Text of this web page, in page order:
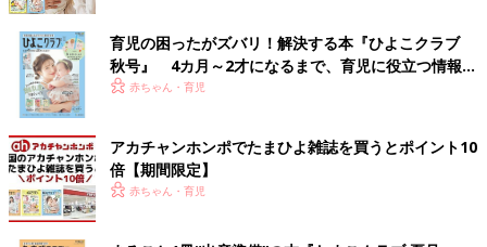
――3歳で病院に行こうと決めたきっかけと、その時の葛藤につ
いて教えてください。
みっちゃんママ：1歳半のとき
発表会は立っているだけで何もできない、お昼寝をしない、給食
を一切食べない、言葉が出ない……と毎日のように。
私も気になって 自閉症 について調べていたのですが、みっちゃん
はよく目があうしニコニコ笑っていたので大丈夫だと思っていま
育児の困ったがズバリ！解決する本『ひよこクラブ
秋号』 4カ月～2才になるまで、育児に役立つ情報が
いっぱい！
赤ちゃん・育児
アカチャンホンポでたまひよ雑誌を買うとポイント10
倍【期間限定】
赤ちゃん・育児